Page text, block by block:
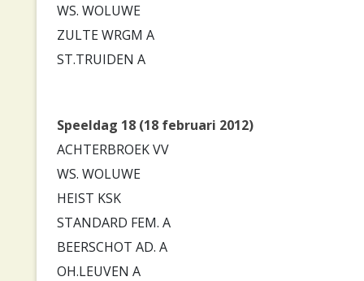
WS. WOLUWE
ZULTE WRGM A
ST.TRUIDEN A
Speeldag 18 (18 februari 2012)
ACHTERBROEK VV
WS. WOLUWE
HEIST KSK
STANDARD FEM. A
BEERSCHOT AD. A
OH.LEUVEN A